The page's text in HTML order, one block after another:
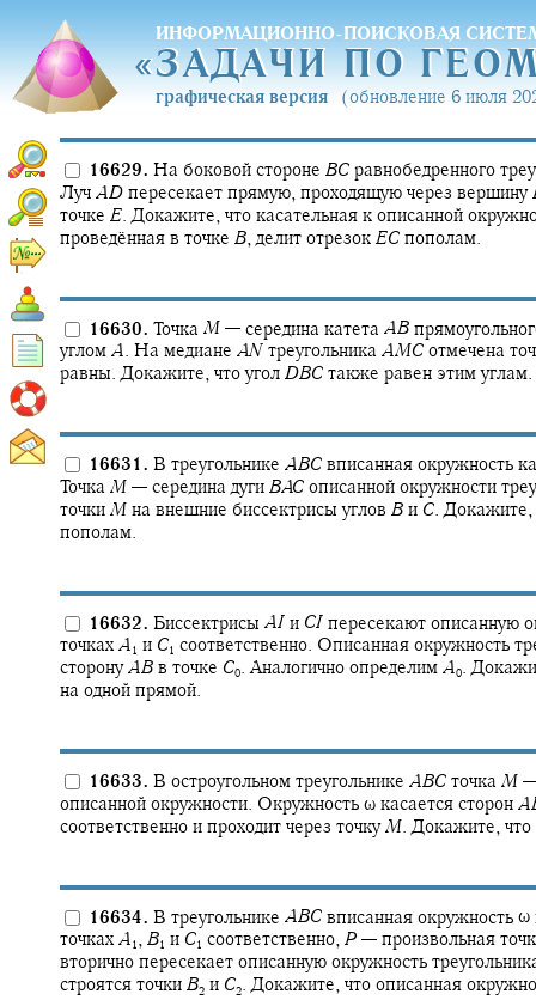
ИНФОРМАЦИОННО-ПОИСКОВАЯ
«ЗАДАЧИ ПО
«ЗАДАЧИ ПО
графическая версия (обновление 6 июля
16629. На боковой стороне BC равнобедренного
Луч AD пересекает прямую, проходящую через вершину
точке E. Докажите, что касательная к описанной
проведённая в точке B,делит отрезок EC пополам.
16630. Точка M — середина катета AB
углом A. На медиане AN треугольника AMC отмечена
равны. Докажите, что угол DBC также равен этим углам.
16631. В треугольнике ABC вписанная окружность
Точка M — середина дуги BAC описанной окружности
точки M на внешние биссектрисы углов B и C. Докажите,
пополам.
16632. Биссектрисы AI и CI пересекают описанную
точках A 1 и C1 соответственно. Описанная окружность
сторонуAB в точке C0. Аналогично определим A0.
на одной прямой.
16633. В остроугольном треугольнике ABC точка M
описанной окружности. Окружность ω касается сторон A
соответственно и проходит через точкуM. Докажите, что
16634. В треугольнике ABC вписанная окружность ω
точках A 1 , B1 и C1 соответственно, P — произвольная
вторично пересекает описанную окружность
строятся точки B2 и C2. Докажите, что описанная